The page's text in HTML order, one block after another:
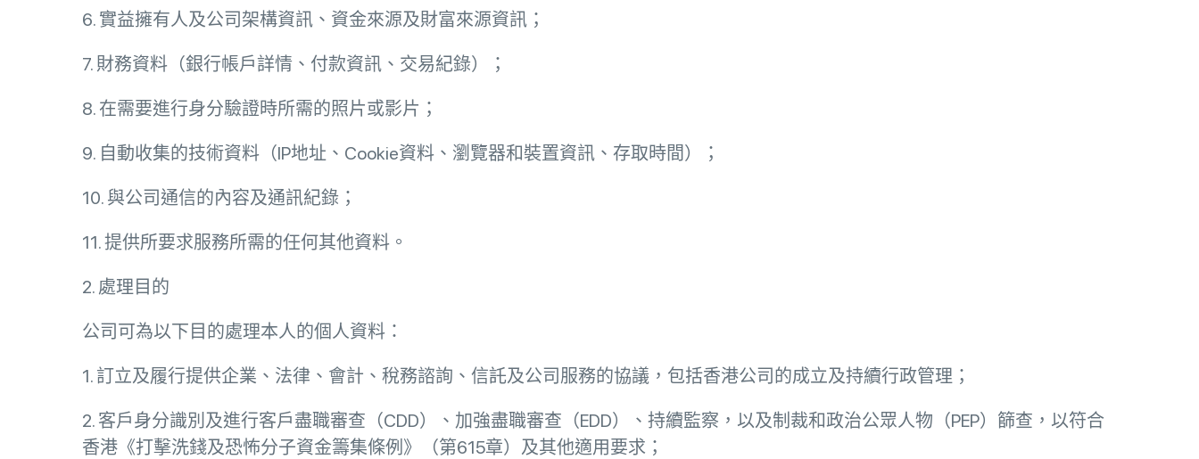
6. 實益擁有人及公司架構資訊、資金來源及財富來源資訊；
7. 財務資料（銀行帳戶詳情、付款資訊、交易紀錄）；
8. 在需要進行身分驗證時所需的照片或影片；
9. 自動收集的技術資料（IP地址、Cookie資料、瀏覽器和裝置資訊、存取時間）；
10. 與公司通信的內容及通訊紀錄；
11. 提供所要求服務所需的任何其他資料。
2. 處理目的
公司可為以下目的處理本人的個人資料：
1. 訂立及履行提供企業、法律、會計、稅務諮詢、信託及公司服務的協議，包括香港公司的成立及持續行政管理；
2. 客戶身分識別及進行客戶盡職審查（CDD）、加強盡職審查（EDD）、持續監察，以及制裁和政治公眾人物（PEP）篩查，以符合
香港《打擊洗錢及恐怖分子資金籌集條例》（第615章）及其他適用要求；